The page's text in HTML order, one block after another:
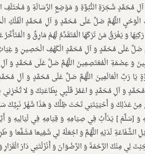
مُحَمَّدٍ شَجَرَةِ النُّبُوَّةِ وَ مَوْضِعِ الرِّسَالَةِ وَ مُخْتَلَفِ
الْوَحْيِ اللَّهُمَّ صَلِّ عَلَى مُحَمَّدٍ وَ آلِ مُحَمَّدٍ الْفُلْكِ
وَ يَغْرَقُ مَنْ تَرَكَهَا الْمُتَقَدِّمُ لَهُمْ مَارِقٌ وَ الْمُتَأَخِّرُ
صَلِّ عَلَى مُحَمَّدٍ وَ آلِ مُحَمَّدٍ الْكَهْفِ الْحَصِينِ وَ
وَ عِصْمَةِ الْمُعْتَصِمِينَ اللَّهُمَّ صَلِّ عَلَى مُحَمَّدٍ
رَبَّ الْعَالَمِينَ اللَّهُمَّ صَلِّ عَلَى مُحَمَّدٍ وَ آلِ
مُحَمَّدٍ وَ آلِ مُحَمَّدٍ وَ اعْمُرْ قَلْبِي بِطَاعَتِكَ وَ لا
عَدْلِكَ وَ أَحْيَيْتَنِي تَحْتَ ظِلِّكَ وَ هَذَا شَهْرُ نَبِيِّكَ
وَ [سَلَّمَ ] يَدْأَبُ فِي صِيَامِهِ وَ قِيَامِهِ فِي لَيَالِيهِ وَ
الشَّفَاعَةِ لَدَيْهِ اللَّهُمَّ وَ اجْعَلْهُ لِي شَفِيعا مُشَفَّعا وَ
لِي مِنْكَ الرَّحْمَةَ وَ الرِّضْوَانَ وَ أَنْزَلْتَنِي دَارَ الْقَرَارِ